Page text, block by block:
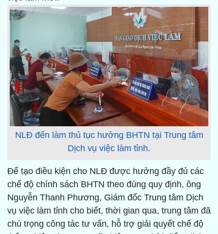
NLĐ đến làm thủ tục hưởng BHTN tại Trung tâm
Dịch vụ việc làm tỉnh.
Để tạo điều kiện cho NLĐ được hưởng đầy đủ các
chế độ chính sách BHTN theo đúng quy định, ông
Nguyễn Thanh Phương, Giám đốc Trung tâm Dịch
vụ việc làm tỉnh cho biết, thời gian qua, trung tâm đã
chú trọng công tác tư vấn, hỗ trợ giải quyết chế độ